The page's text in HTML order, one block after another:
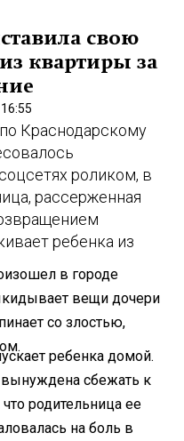
свою
квартиры за
Краснодарскому
роликом, в
рассерженная
ребенка из
в городе
вещи дочери
со злостью,
ребенка домой.
сбежать к
родительница ее
на боль в